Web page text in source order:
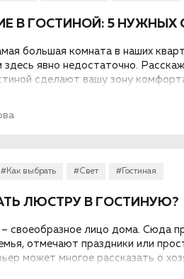
В ГОСТИНОЙ: 5 НУЖНЫХ
большая комната в наших
явно недостаточно.
сделают вашу зону
#Как выбрать #Свет #Гостиная
ЛЮСТРУ В ГОСТИНУЮ?
– своеобразное лицо дома. Сюда
отмечают праздники или
может многое рассказать о